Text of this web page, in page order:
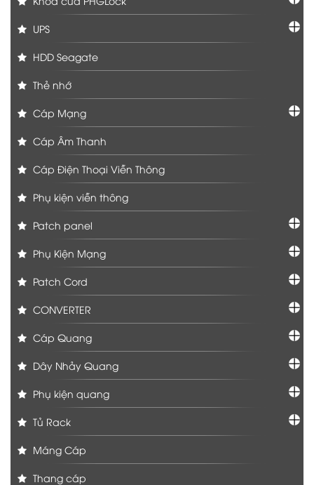
UPS
HDD Seagate
Thẻ nhớ
Cáp Mạng
Cáp Âm Thanh
Cáp Điện Thoại Viễn Thông
Phụ kiện viễn thông
Patch panel
Phụ Kiện Mạng
Patch Cord
CONVERTER
Cáp Quang
Dây Nhảy Quang
Phụ kiện quang
Tủ Rack
Máng Cáp
Thang cáp